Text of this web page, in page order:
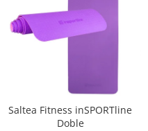
Saltea Fitness inSPORTline
Doble